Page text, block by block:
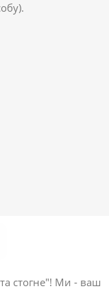
стогне"! Ми - ваш